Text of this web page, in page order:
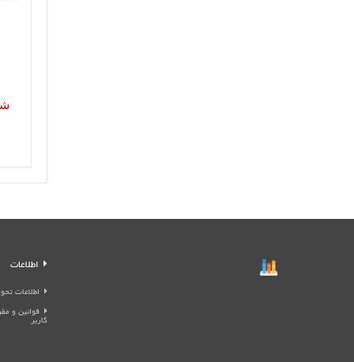
اطلاعات
اطلاعات
قوانین و
کاربر